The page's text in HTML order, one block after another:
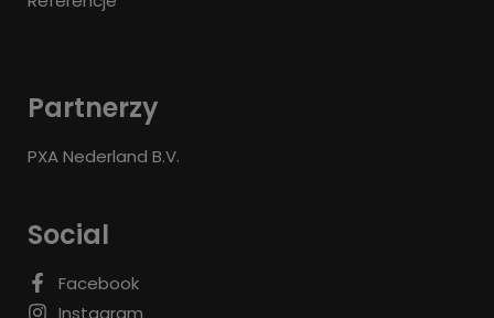
Partnerzy
PXA Nederland B.V.
Social
Facebook
Instagram